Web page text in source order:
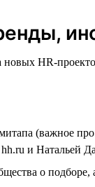
HR-
(важное
и Натальей
о подборе,